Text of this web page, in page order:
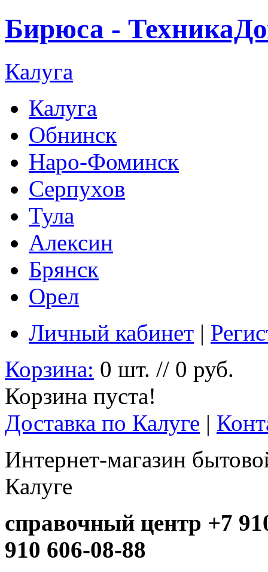
Бирюса -
Калуга
Калуга
Обнинск
Наро-Фоминск
Серпухов
Тула
Алексин
Брянск
Орел
Личный кабинет |
Корзина: 0 шт. // 0 руб.
Корзина пуста!
Доставка по Калуге |
Интернет-магазин
Калуге
справочный центр +7
910 606-08-88